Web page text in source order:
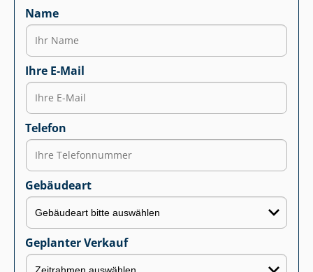
Name
Ihre E-Mail
Telefon
Gebäudeart
Geplanter Verkauf